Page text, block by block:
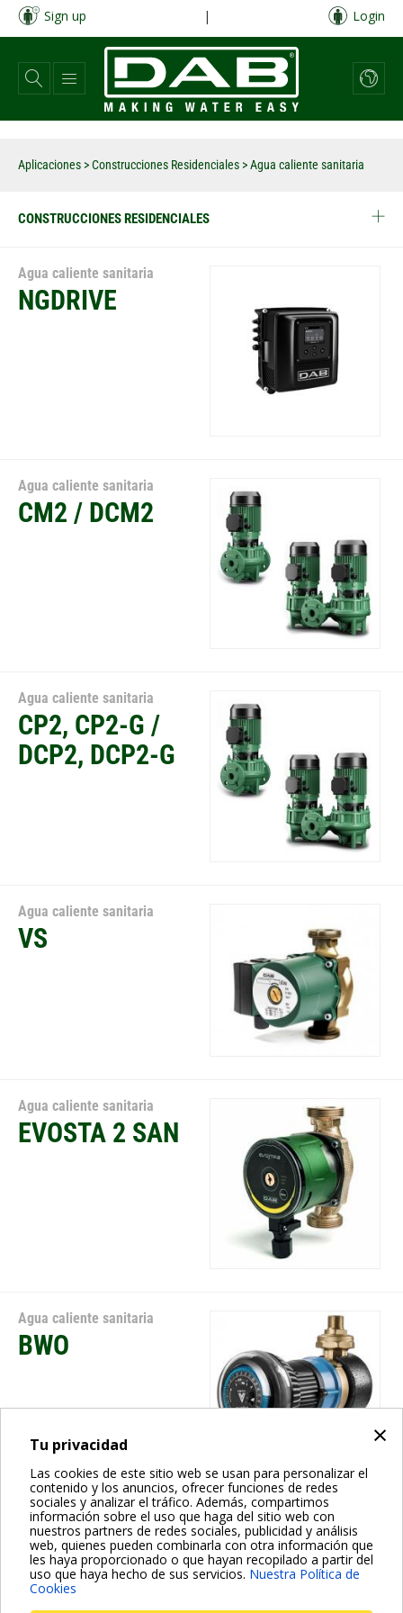
×
Tu privacidad
Las cookies de este sitio web se usan para personalizar el
contenido y los anuncios, ofrecer funciones de redes
sociales y analizar el tráfico. Además, compartimos
información sobre el uso que haga del sitio web con
nuestros partners de redes sociales, publicidad y análisis
web, quienes pueden combinarla con otra información que
les haya proporcionado o que hayan recopilado a partir del
uso que haya hecho de sus servicios. Nuestra Política de
Cookies
Pasar
contenido
principal
Sign up | Login
Aplicaciones >Construcciones Residenciales > Agua caliente sanitaria
CONSTRUCCIONES RESIDENCIALES
Agua caliente sanitaria
NGDRIVE
Agua caliente sanitaria
CM2 / DCM2
Agua caliente sanitaria
CP2, CP2-G /
DCP2, DCP2-G
Agua caliente sanitaria
VS
Agua caliente sanitaria
EVOSTA 2 SAN
Agua caliente sanitaria
BWO
Agua caliente sanitaria
EVOSTA 2 SAN
V,R